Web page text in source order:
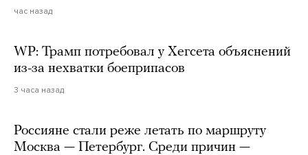
час назад
WP: Трамп потребовал у Хегсета объяснений
из-за нехватки боеприпасов
3 часа назад
Россияне стали реже летать по маршруту
Москва — Петербург. Среди причин —